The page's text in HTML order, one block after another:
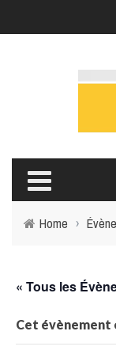
Home ›
« Tous les
Cet évènement